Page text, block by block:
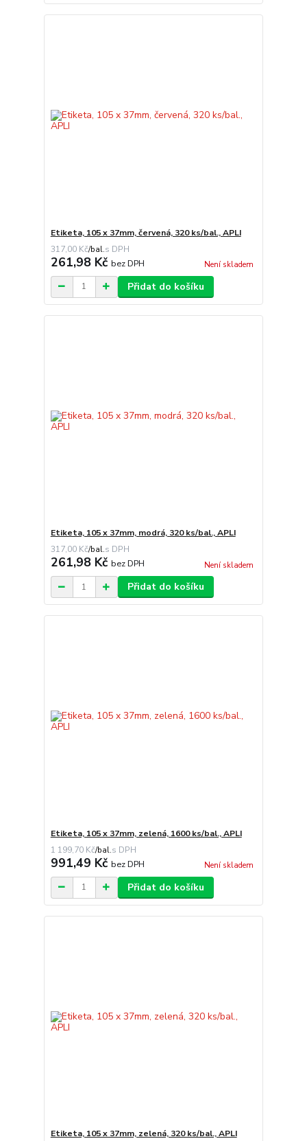
Etiketa, 105 x 37mm, červená, 320 ks/bal., APLI
317,00 Kč/bal.
261,98 Kč bez DPH Není skladem
Přidat do košíku
Etiketa, 105 x 37mm, modrá, 320 ks/bal., APLI
317,00 Kč/bal.
261,98 Kč bez DPH Není skladem
Přidat do košíku
Etiketa, 105 x 37mm, zelená, 1600 ks/bal., APLI
1 199,70 Kč/bal.
991,49 Kč bez DPH Není skladem
Přidat do košíku
Etiketa, 105 x 37mm, zelená, 320 ks/bal., APLI